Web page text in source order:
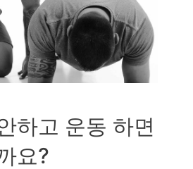
하고 운동 하면
요?